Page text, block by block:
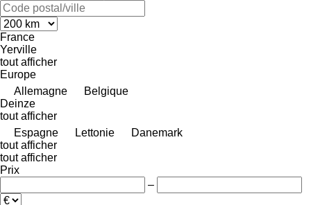
France
Yerville
tout afficher
Europe
Allemagne
Belgique
Deinze
tout afficher
Espagne
Lettonie
Danemark
tout afficher
tout afficher
Prix
–